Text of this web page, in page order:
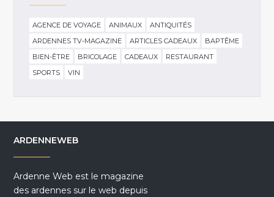
AGENCE DE VOYAGE ANIMAUX
ANTIQUITÉS
ARDENNES TV-MAGAZINE
ARTICLES CADEAUX
BAPTÊME
BIEN-ÊTRE
BRICOLAGE CADEAUX
RESTAURANT
SPORTS
VIN
ARDENNEWEB
Ardenne Web est le magazine
des ardennes sur le web depuis